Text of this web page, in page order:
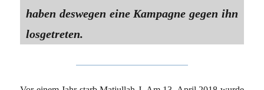
haben deswegen eine Kampagne gegen ihn
losgetreten.